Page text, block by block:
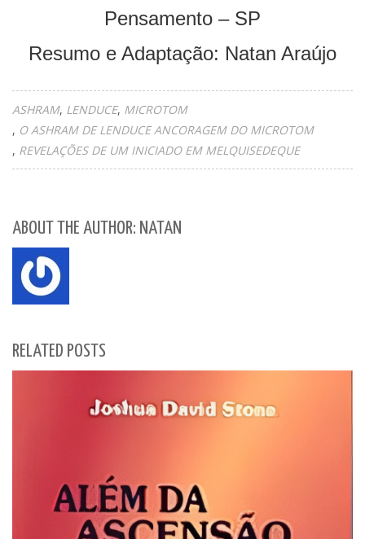
Pensamento – SP
Resumo e Adaptação: Natan Araújo
ASHRAM LENDUCE MICROTOM
O ASHRAM DE LENDUCE ANCORAGEM DO MICROTOM
REVELAÇÕES DE UM INICIADO EM MELQUISEDEQUE
ABOUT THE AUTHOR: NATAN
RELATED POSTS